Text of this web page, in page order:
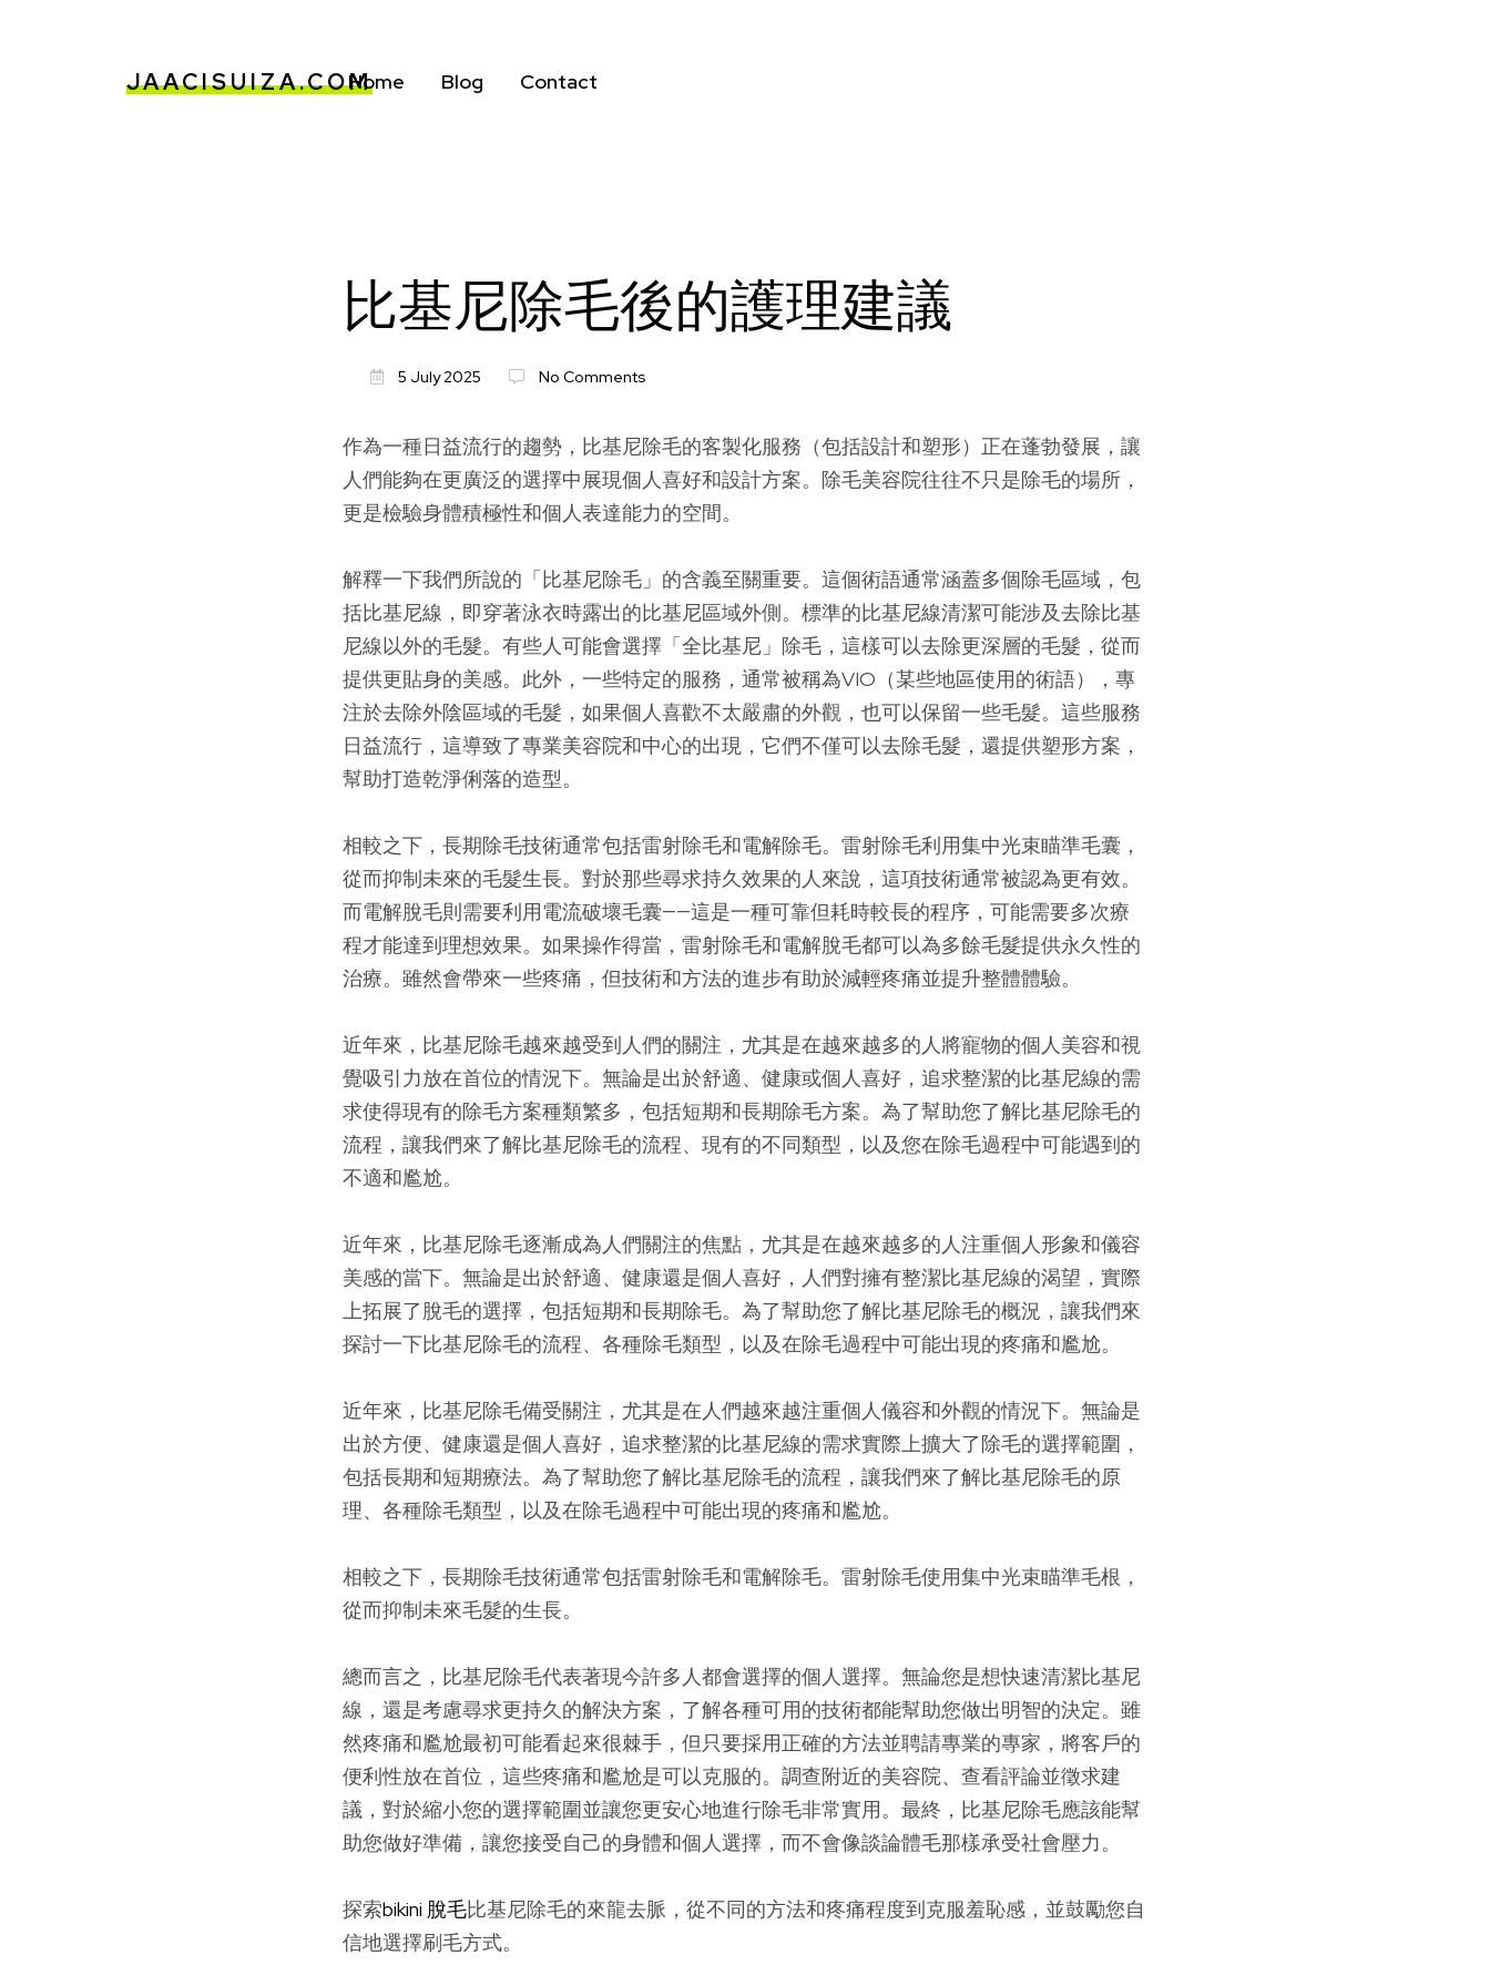
JAACISUIZA.COMHome Blog Contact
比基尼除毛後的護理建議
5 July 2025 No Comments
作為一種日益流行的趨勢，比基尼除毛的客製化服務（包括設計和塑形）正在蓬勃發展，讓
人們能夠在更廣泛的選擇中展現個人喜好和設計方案。除毛美容院往往不只是除毛的場所，
更是檢驗身體積極性和個人表達能力的空間。
解釋一下我們所說的「比基尼除毛」的含義至關重要。這個術語通常涵蓋多個除毛區域，包
括比基尼線，即穿著泳衣時露出的比基尼區域外側。標準的比基尼線清潔可能涉及去除比基
尼線以外的毛髮。有些人可能會選擇「全比基尼」除毛，這樣可以去除更深層的毛髮，從而
提供更貼身的美感。此外，一些特定的服務，通常被稱為VIO（某些地區使用的術語），專
注於去除外陰區域的毛髮，如果個人喜歡不太嚴肅的外觀，也可以保留一些毛髮。這些服務
日益流行，這導致了專業美容院和中心的出現，它們不僅可以去除毛髮，還提供塑形方案，
幫助打造乾淨俐落的造型。
相較之下，長期除毛技術通常包括雷射除毛和電解除毛。雷射除毛利用集中光束瞄準毛囊，
從而抑制未來的毛髮生長。對於那些尋求持久效果的人來說，這項技術通常被認為更有效。
而電解脫毛則需要利用電流破壞毛囊——這是一種可靠但耗時較長的程序，可能需要多次療
程才能達到理想效果。如果操作得當，雷射除毛和電解脫毛都可以為多餘毛髮提供永久性的
治療。雖然會帶來一些疼痛，但技術和方法的進步有助於減輕疼痛並提升整體體驗。
近年來，比基尼除毛越來越受到人們的關注，尤其是在越來越多的人將寵物的個人美容和視
覺吸引力放在首位的情況下。無論是出於舒適、健康或個人喜好，追求整潔的比基尼線的需
求使得現有的除毛方案種類繁多，包括短期和長期除毛方案。為了幫助您了解比基尼除毛的
流程，讓我們來了解比基尼除毛的流程、現有的不同類型，以及您在除毛過程中可能遇到的
不適和尷尬。
近年來，比基尼除毛逐漸成為人們關注的焦點，尤其是在越來越多的人注重個人形象和儀容
美感的當下。無論是出於舒適、健康還是個人喜好，人們對擁有整潔比基尼線的渴望，實際
上拓展了脫毛的選擇，包括短期和長期除毛。為了幫助您了解比基尼除毛的概況，讓我們來
探討一下比基尼除毛的流程、各種除毛類型，以及在除毛過程中可能出現的疼痛和尷尬。
近年來，比基尼除毛備受關注，尤其是在人們越來越注重個人儀容和外觀的情況下。無論是
出於方便、健康還是個人喜好，追求整潔的比基尼線的需求實際上擴大了除毛的選擇範圍，
包括長期和短期療法。為了幫助您了解比基尼除毛的流程，讓我們來了解比基尼除毛的原
理、各種除毛類型，以及在除毛過程中可能出現的疼痛和尷尬。
相較之下，長期除毛技術通常包括雷射除毛和電解除毛。雷射除毛使用集中光束瞄準毛根，
從而抑制未來毛髮的生長。
總而言之，比基尼除毛代表著現今許多人都會選擇的個人選擇。無論您是想快速清潔比基尼
線，還是考慮尋求更持久的解決方案，了解各種可用的技術都能幫助您做出明智的決定。雖
然疼痛和尷尬最初可能看起來很棘手，但只要採用正確的方法並聘請專業的專家，將客戶的
便利性放在首位，這些疼痛和尷尬是可以克服的。調查附近的美容院、查看評論並徵求建
議，對於縮小您的選擇範圍並讓您更安心地進行除毛非常實用。最終，比基尼除毛應該能幫
助您做好準備，讓您接受自己的身體和個人選擇，而不會像談論體毛那樣承受社會壓力。
探索bikini 脫毛比基尼除毛的來龍去脈，從不同的方法和疼痛程度到克服羞恥感，並鼓勵您自
信地選擇刷毛方式。